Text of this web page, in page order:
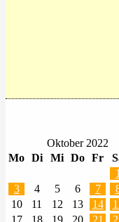
Oktober 2022
Mo Di Mi Do Fr
1
3
4 5 6 7
10
11 12 13 14